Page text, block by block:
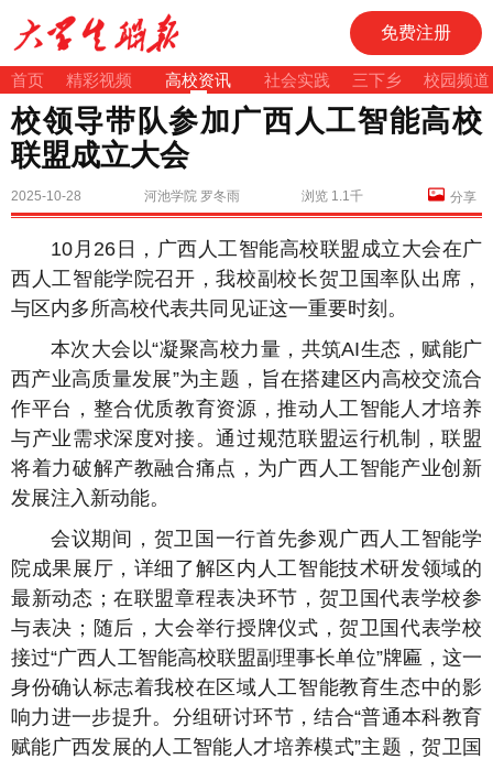
免费注册
首页 精彩视频 高校资讯 社会实践 三下乡 校园频道
校领导带队参加广西人工智能高校
联盟成立大会
2025-10-28 河池学院 罗冬雨 浏览 1.1千 分享
10月26日，广西人工智能高校联盟成立大会在广
西人工智能学院召开，我校副校长贺卫国率队出席，
与区内多所高校代表共同见证这一重要时刻。
本次大会以“凝聚高校力量，共筑AI生态，赋能广
西产业高质量发展”为主题，旨在搭建区内高校交流合
作平台，整合优质教育资源，推动人工智能人才培养
与产业需求深度对接。通过规范联盟运行机制，联盟
将着力破解产教融合痛点，为广西人工智能产业创新
发展注入新动能。
会议期间，贺卫国一行首先参观广西人工智能学
院成果展厅，详细了解区内人工智能技术研发领域的
最新动态；在联盟章程表决环节，贺卫国代表学校参
与表决；随后，大会举行授牌仪式，贺卫国代表学校
接过“广西人工智能高校联盟副理事长单位”牌匾，这一
身份确认标志着我校在区域人工智能教育生态中的影
响力进一步提升。分组研讨环节，结合“普通本科教育
赋能广西发展的人工智能人才培养模式”主题，贺卫国